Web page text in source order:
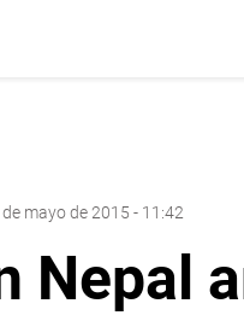
de mayo de 2015 - 11:42
Nepal